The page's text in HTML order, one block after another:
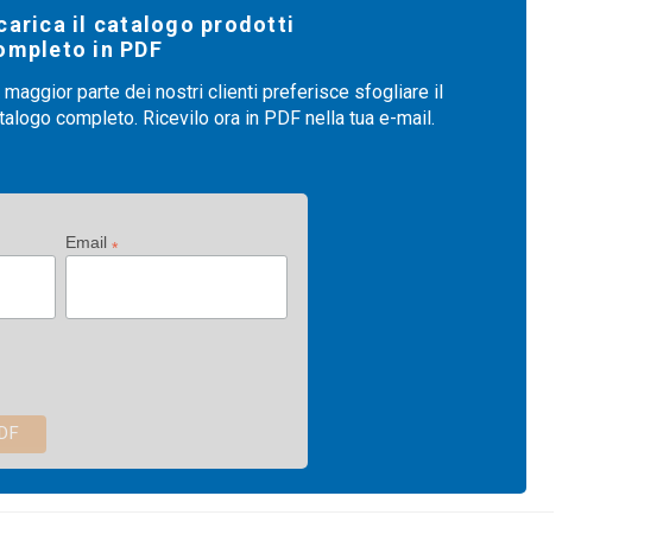
il catalogo prodotti
in PDF
maggior parte dei nostri clienti preferisce sfogliare il
completo. Ricevilo ora in PDF nella tua e-mail.
Email *